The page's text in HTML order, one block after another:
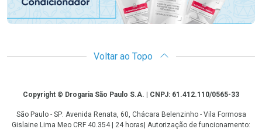
Voltar ao Topo
CopyrightCopyright © Drogaria São Paulo S.A. | CNPJ: 61.412.110/0565-33
São Paulo - SP: Avenida Renata, 60, Chácara Belenzinho - Vila Formosa
Gislaine Lima Meo CRF 40.354 | 24 horas| Autorização de funcionamento: